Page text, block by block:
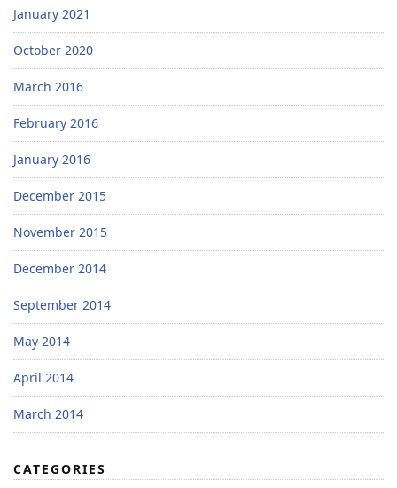
January 2021
October 2020
March 2016
February 2016
January 2016
December 2015
November 2015
December 2014
September 2014
May 2014
April 2014
March 2014
CATEGORIES